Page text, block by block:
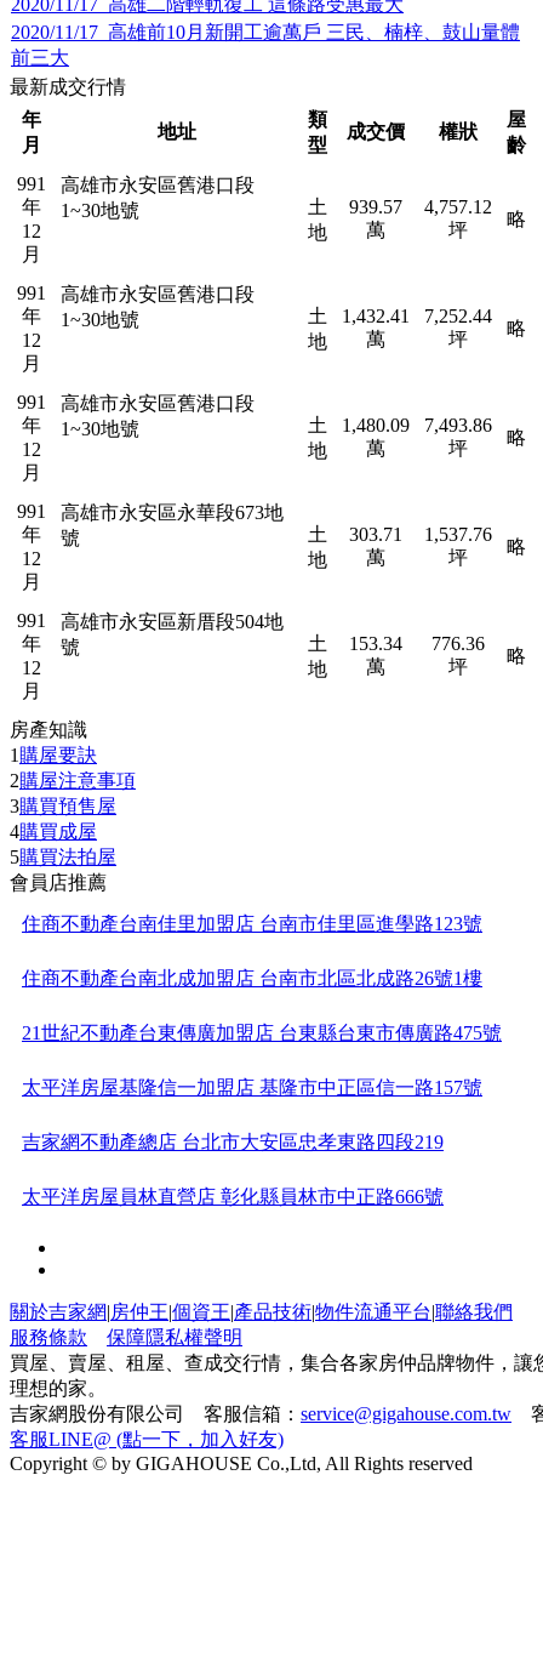
2020/11/17 高雄二階輕軌復工 這條路受惠最大
2020/11/17 高雄前10月新開工逾萬戶 三民、楠梓、鼓山量體
前三大
最新成交行情
年
月
地址
類
型
成交價 權狀
屋
齡
991
年
12
月
高雄市永安區舊港口段
1~30地號
土
地
939.57
萬
4,757.12
坪
略
991
年
12
月
高雄市永安區舊港口段
1~30地號
土
地
1,432.41
萬
7,252.44
坪
略
991
年
12
月
高雄市永安區舊港口段
1~30地號
土
地
1,480.09
萬
7,493.86
坪
略
991
年
12
月
高雄市永安區永華段673地
號
土
地
303.71
萬
1,537.76
坪
略
991
年
12
月
高雄市永安區新厝段504地
號
土
地
153.34
萬
776.36
坪
略
房產知識
1 購屋要訣
2購屋注意事項
3購買預售屋
4購買成屋
5購買法拍屋
會員店推薦
住商不動產台南佳里加盟店 台南市佳里區進學路123號
住商不動產台南北成加盟店 台南市北區北成路26號1樓
21世紀不動產台東傳廣加盟店 台東縣台東市傳廣路475號
太平洋房屋基隆信一加盟店 基隆市中正區信一路157號
吉家網不動產總店 台北市大安區忠孝東路四段219
太平洋房屋員林直營店 彰化縣員林市中正路666號
太平洋房屋彰化田尾高鐵加盟店 彰化縣田尾鄉中山路一段
131、
太平洋房屋台東加盟店 台東縣台東市臺東縣更生路617
太平洋房屋桃園藝文加盟店 桃園市桃園區中正路1015號8
21世紀不動產宜蘭加盟店 宜蘭縣宜蘭市中山路一段808號
吉家網不動產竹北加盟店 新竹縣竹北市光明六路99號
關於吉家網|房仲王|個資王|產品技術|物件流通平台|聯絡我們
服務條款
保障隱私權聲明
買屋、賣屋、租屋、查成交行情，集合各家房仲品牌物件，
理想的家。
吉家網股份有限公司 客服信箱： service@gigahouse.com.tw
客服LINE@ (點一下，加入好友)
Copyright © by GIGAHOUSE Co.,Ltd, All Rights reserved